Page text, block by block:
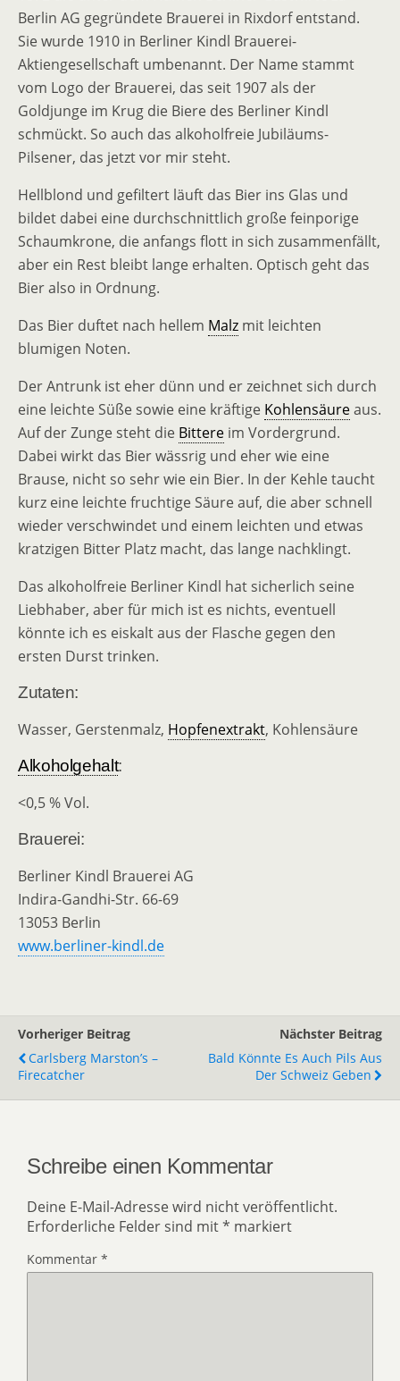
Berlin AG gegründete Brauerei in Rixdorf entstand.
Sie wurde 1910 in Berliner Kindl Brauerei-
Aktiengesellschaft umbenannt. Der Name stammt
vom Logo der Brauerei, das seit 1907 als der
Goldjunge im Krug die Biere des Berliner Kindl
schmückt. So auch das alkoholfreie Jubiläums-
Pilsener, das jetzt vor mir steht.
Hellblond und gefiltert läuft das Bier ins Glas und
bildet dabei eine durchschnittlich große feinporige
Schaumkrone, die anfangs flott in sich zusammenfällt,
aber ein Rest bleibt lange erhalten. Optisch geht das
Bier also in Ordnung.
Das Bier duftet nach hellem Malz mit leichten
blumigen Noten.
Der Antrunk ist eher dünn und er zeichnet sich durch
eine leichte Süße sowie eine kräftige Kohlensäureaus.
Auf der Zunge steht die Bittere im Vordergrund.
Dabei wirkt das Bier wässrig und eher wie eine
Brause, nicht so sehr wie ein Bier. In der Kehle taucht
kurz eine leichte fruchtige Säure auf, die aber schnell
wieder verschwindet und einem leichten und etwas
kratzigen Bitter Platz macht, das lange nachklingt.
Das alkoholfreie Berliner Kindl hat sicherlich seine
Liebhaber, aber für mich ist es nichts, eventuell
könnte ich es eiskalt aus der Flasche gegen den
ersten Durst trinken.
Zutaten:
Wasser, Gerstenmalz, Hopfenextrakt, Kohlensäure
Alkoholgehalt:
<0,5 % Vol.
Brauerei:
Berliner Kindl Brauerei AG
Indira-Gandhi-Str. 66-69
13053 Berlin
www.berliner-kindl.de
Vorheriger Beitrag
Carlsberg Marston’s –
Firecatcher
Nächster Beitrag
Bald Könnte Es Auch Pils Aus
Der Schweiz Geben
Schreibe einen Kommentar
Deine E-Mail-Adresse wird nicht veröffentlicht.
Erforderliche Felder sind mit* markiert
Kommentar *